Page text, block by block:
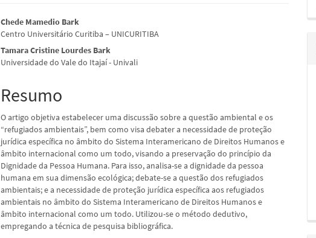
Conteúdo
do
artigo
principal
Chede Mamedio Bark
Centro Universitário Curitiba – UNICURITIBA
Tamara Cristine Lourdes Bark
Universidade do Vale do Itajaí - Univali
Resumo
O artigo objetiva estabelecer uma discussão sobre a questão ambiental e os
“refugiados ambientais”, bem como visa debater a necessidade de proteção
jurídica específica no âmbito do Sistema Interamericano de Direitos Humanos e
âmbito internacional como um todo, visando a preservação do princípio da
Dignidade da Pessoa Humana. Para isso, analisa-se a dignidade da pessoa
humana em sua dimensão ecológica; debate-se a questão dos refugiados
ambientais; e a necessidade de proteção jurídica específica aos refugiados
ambientais no âmbito do Sistema Interamericano de Direitos Humanos e
âmbito internacional como um todo. Utilizou-se o método dedutivo,
empregando a técnica de pesquisa bibliográfica.